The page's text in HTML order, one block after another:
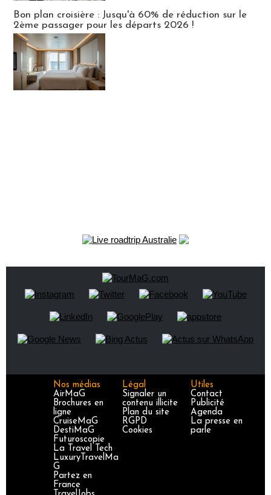
Bon plan croisière : Jusqu'à 60% de réduction sur le
2ème passager pour les départs 2026 !
Nos médias
AirMaG
Brochures en
ligne
CruiseMaG
DestiMaG
Futuroscopie
La Travel Tech
LuxuryTravelMa
G
Partez en
France
Légal
Signaler un
contenu illicite
Plan du site
RGPD
Cookies
Utiles
Contact
Publicité
Agenda
La presse en
parle